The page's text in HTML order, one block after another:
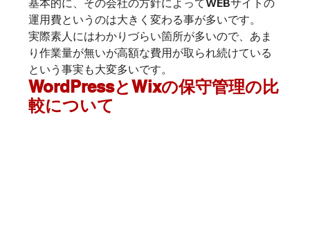
運用費というのは大きく変わる事が多いです。
実際素人にはわかりづらい箇所が多いので、あま
り作業量が無いが高額な費用が取られ続けている
という事実も大変多いです。
WordPressとWixの保守管理の比
較について